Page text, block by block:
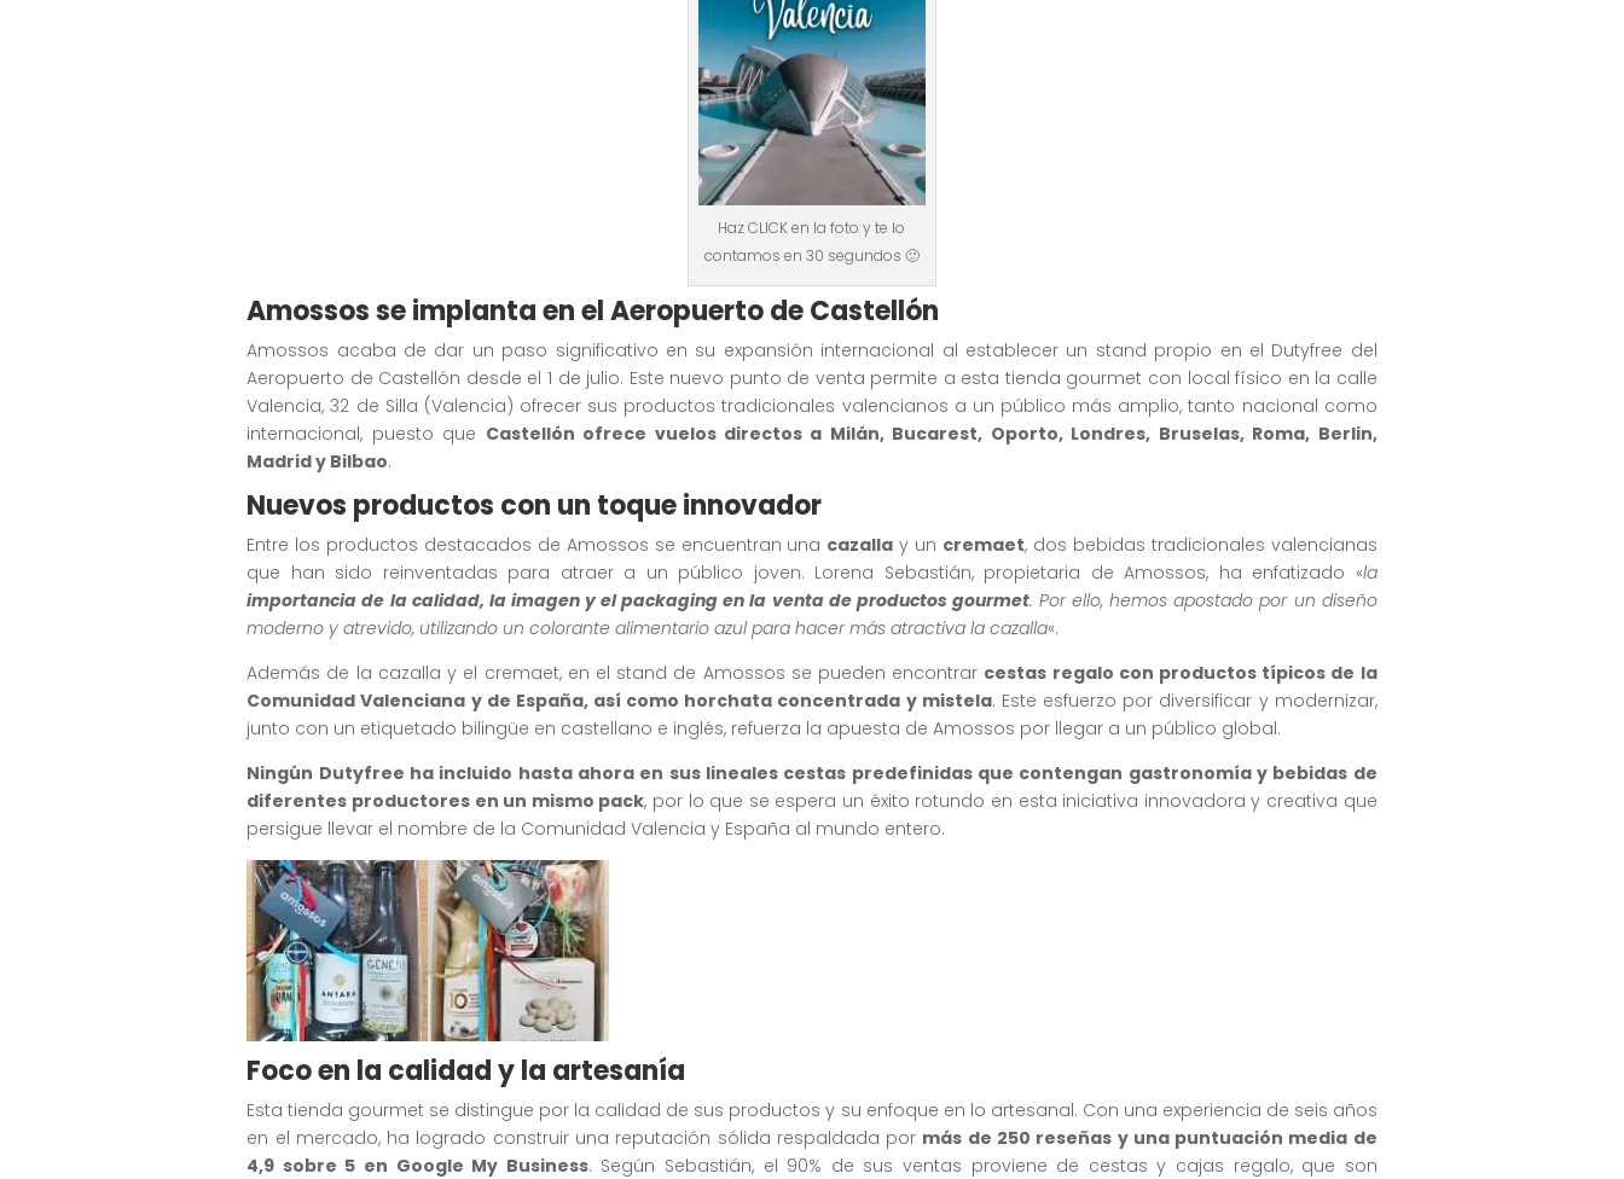
Haz CLICK en la foto y te lo
contamos en 30 segundos 🙂
Amossos se implanta en el Aeropuerto de Castellón
Amossos acaba de dar un paso significativo en su expansión internacional al establecer un stand propio en el Dutyfree del
Aeropuerto de Castellón desde el 1 de julio. Este nuevo punto de venta permite a esta tienda gourmet con local físico en la calle
Valencia, 32 de Silla (Valencia) ofrecer sus productos tradicionales valencianos a un público más amplio, tanto nacional como
internacional, puesto que Castellón ofrece vuelos directos a Milán, Bucarest, Oporto, Londres, Bruselas, Roma, Berlin,
Madrid y Bilbao.
Nuevos productos con un toque innovador
Entre los productos destacados de Amossos se encuentran una cazalla y un cremaet, dos bebidas tradicionales valencianas
que han sido reinventadas para atraer a un público joven. Lorena Sebastián, propietaria de Amossos, ha enfatizado «la
importancia de la calidad, la imagen y el packaging en la venta de productos gourmet. Por ello, hemos apostado por un diseño
moderno y atrevido, utilizando un colorante alimentario azul para hacer más atractiva la cazalla«.
Además de la cazalla y el cremaet, en el stand de Amossos se pueden encontrar cestas regalo con productos típicos de la
Comunidad Valenciana y de España, así como horchata concentrada y mistela. Este esfuerzo por diversificar y modernizar,
junto con un etiquetado bilingüe en castellano e inglés, refuerza la apuesta de Amossos por llegar a un público global.
Ningún Dutyfree ha incluido hasta ahora en sus lineales cestas predefinidas que contengan gastronomía y bebidas de
diferentes productores en un mismo pack, por lo que se espera un éxito rotundo en esta iniciativa innovadora y creativa que
persigue llevar el nombre de la Comunidad Valencia y España al mundo entero.
Foco en la calidad y la artesanía
Esta tienda gourmet se distingue por la calidad de sus productos y su enfoque en lo artesanal. Con una experiencia de seis años
en el mercado, ha logrado construir una reputación sólida respaldada por más de 250 reseñas y una puntuación media de
4,9 sobre 5 en Google My Business. Según Sebastián, el 90% de sus ventas proviene de cestas y cajas regalo, que son